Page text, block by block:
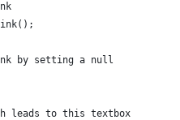
by setting a null
leads to this textbox